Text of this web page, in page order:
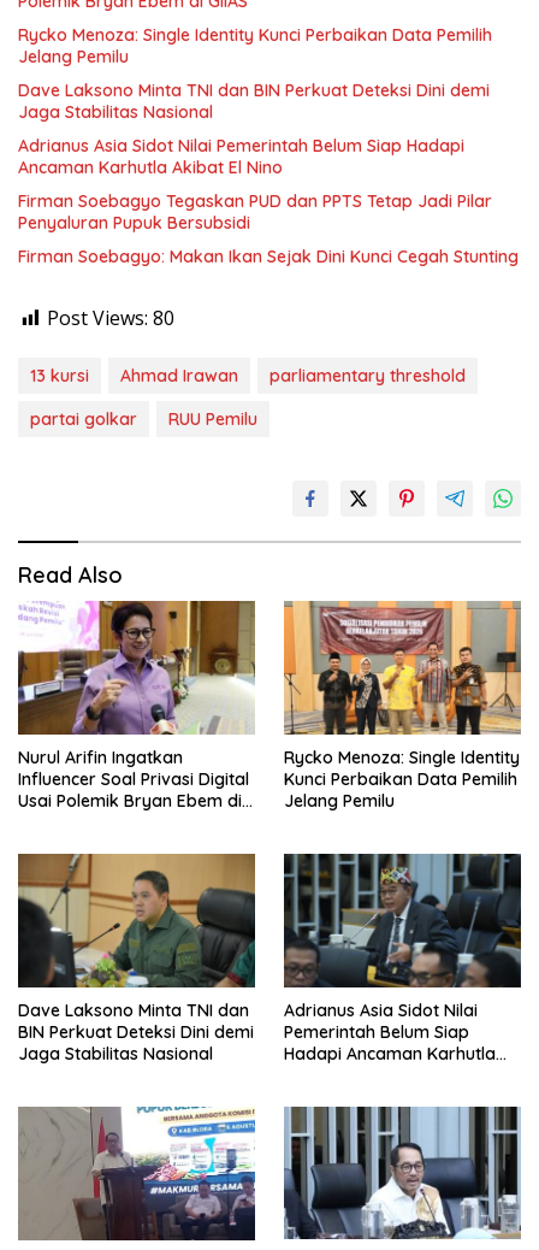
Rycko Menoza: Single Identity Kunci Perbaikan Data Pemilih
Jelang Pemilu
Dave Laksono Minta TNI dan BIN Perkuat Deteksi Dini demi
Jaga Stabilitas Nasional
Adrianus Asia Sidot Nilai Pemerintah Belum Siap Hadapi
Ancaman Karhutla Akibat El Nino
Firman Soebagyo Tegaskan PUD dan PPTS Tetap Jadi Pilar
Penyaluran Pupuk Bersubsidi
Firman Soebagyo: Makan Ikan Sejak Dini Kunci Cegah Stunting
Post Views: 80
13 kursi Ahmad Irawan
parliamentary threshold
partai golkar
RUU Pemilu
Read Also
Nurul Arifin Ingatkan
Influencer Soal Privasi Digital
Usai Polemik Bryan Ebem di
Rycko Menoza: Single Identity
Kunci Perbaikan Data Pemilih
Jelang Pemilu
Dave Laksono Minta TNI dan
BIN Perkuat Deteksi Dini demi
Jaga Stabilitas Nasional
Adrianus Asia Sidot Nilai
Pemerintah Belum Siap
Hadapi Ancaman Karhutla